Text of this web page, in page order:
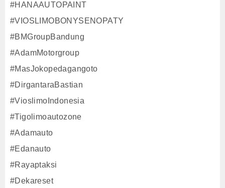
#HANAAUTOPAINT
#VIOSLIMOBONYSENOPATY
#BMGroupBandung
#AdamMotorgroup
#MasJokopedagangoto
#DirgantaraBastian
#VioslimoIndonesia
#Tigolimoautozone
#Adamauto
#Edanauto
#Rayaptaksi
#Dekareset